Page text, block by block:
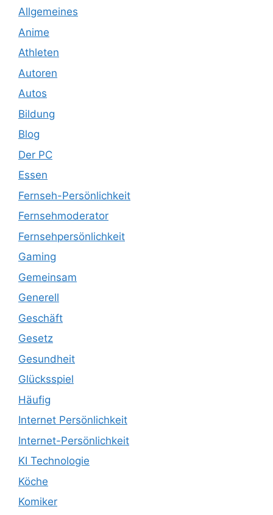
Allgemeines
Anime
Athleten
Autoren
Autos
Bildung
Blog
Der PC
Essen
Fernseh-Persönlichkeit
Fernsehmoderator
Fernsehpersönlichkeit
Gaming
Gemeinsam
Generell
Geschäft
Gesetz
Gesundheit
Glücksspiel
Häufig
Internet Persönlichkeit
Internet-Persönlichkeit
KI Technologie
Köche
Komiker